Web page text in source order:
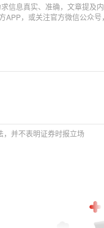
信息真实、准确，文章提及
APP，或关注官方微信公众
，并不表明证券时报立场